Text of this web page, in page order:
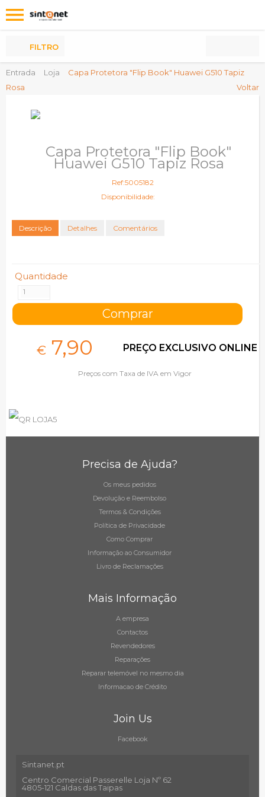
Entrada Loja
Capa Protetora "Flip Book" Huawei G510 Tapiz
Rosa
Voltar
FILTRO
Capa Protetora "Flip Book"
Huawei G510 Tapiz Rosa
Ref:5005182
Disponibilidade:
Descrição Detalhes Comentários
Quantidade
€ 7,90 PREÇO EXCLUSIVO ONLINE
Preços com Taxa de IVA em Vigor
Precisa de Ajuda?
Os meus pedidos
Devolução e Reembolso
Termos & Condições
Política de Privacidade
Como Comprar
Informação ao Consumidor
Livro de Reclamações
Mais Informação
A empresa
Contactos
Revendedores
Reparações
Reparar telemóvel no mesmo dia
Informacao de Crédito
Join Us
Facebook
Sintanet.pt
Centro Comercial Passerelle Loja Nº 62
4805-121 Caldas das Taipas